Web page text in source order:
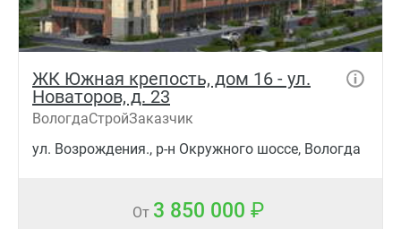
ЖК Южная крепость, дом 16 - ул.
Новаторов, д. 23
ВологдаСтройЗаказчик
ул. Возрождения., р-н Окружного шоссе, Вологда
От 3 850 000